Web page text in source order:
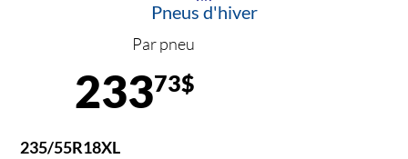
Pneus d'hiver
Par pneu
23373$
235/55R18XL